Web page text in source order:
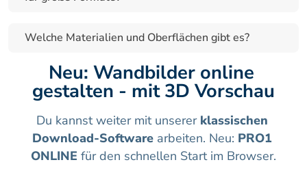
Welche Materialien und Oberflächen gibt es?
Neu: Wandbilder online
gestalten - mit 3D Vorschau
Du kannst weiter mit unserer klassischen
Download-Software arbeiten. Neu: PRO1
ONLINE für den schnellen Start im Browser.